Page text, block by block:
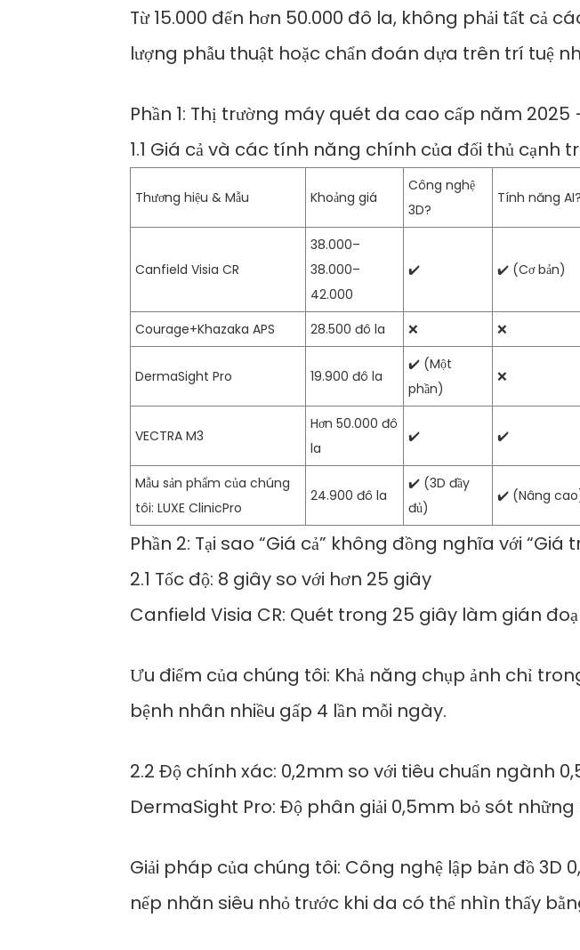
Từ 15.000 đến hơn 50.000 đô la, không phải tất cả
lượng phẫu thuật hoặc chẩn đoán dựa trên trí tuệ
Phần 1: Thị trường máy quét da cao cấp năm 2025
1.1 Giá cả và các tính năng chính của đối thủ cạnh
Thương hiệu & Mẫu Khoảng giá
Công nghệ
3D?
Tính năng AI?
Canfield Visia CR
38.000–
38.000–
42.000
✔️ ✔️ (Cơ bản)
Courage+Khazaka APS 28.500 đô la ❌ ❌
DermaSight Pro 19.900 đô la
✔️ (Một
phần)
❌
VECTRA M3
Hơn 50.000 đô
la
✔️ ✔️
Mẫu sản phẩm của chúng
tôi: LUXE ClinicPro
24.900 đô la
✔️ (3D đầy
đủ)
✔️ (Nâng
Phần 2: Tại sao “Giá cả” không đồng nghĩa với
2.1 Tốc độ: 8 giây so với hơn 25 giây
Canfield Visia CR: Quét trong 25 giây làm gián
Ưu điểm của chúng tôi: Khả năng chụp ảnh chỉ
bệnh nhân nhiều gấp 4 lần mỗi ngày.
2.2 Độ chính xác: 0,2mm so với tiêu chuẩn ngành
DermaSight Pro: Độ phân giải 0,5mm bỏ sót những
Giải pháp của chúng tôi: Công nghệ lập bản đồ
nếp nhăn siêu nhỏ trước khi da có thể nhìn thấy